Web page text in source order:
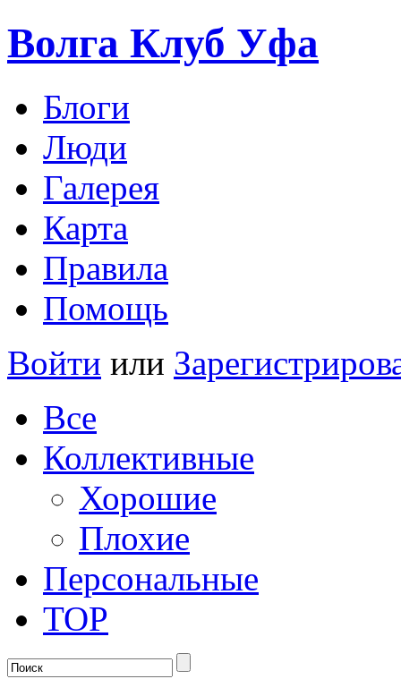
Волга Клуб Уфа
Блоги
Люди
Галерея
Карта
Правила
Помощь
Войти или
Все
Коллективные
Хорошие
Плохие
Персональные
TOP